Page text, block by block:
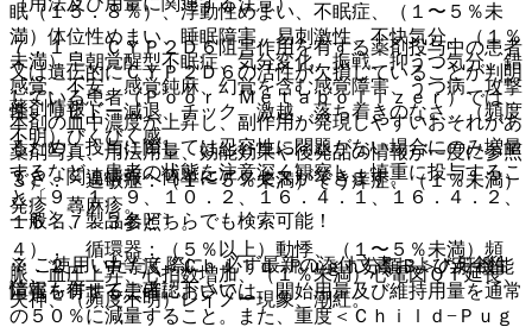
眠（１５．８％）、浮動性めまい、不眠症、（１〜５％未
満）体位性めまい、睡眠障害、易刺激性、不快気分、（１％
未満）早朝覚醒型不眠症、気分変化、振戦、抑うつ気分、錯
感覚、不安、感覚鈍麻、幻覚を含む感覚障害、うつ病、攻撃
性、リビドー減退、チック、激越、落ち着きのなさ、（頻度
不明）びくびく感。
３）． 過敏症：（１〜５％未満）そう痒症、（１％未満）
発疹、蕁麻疹。
４）． 循環器：（５％以上）動悸、（１〜５％未満）頻
脈、血圧上昇、心拍数増加、（１％未満）心電図ＱＴ延長、
失神、（頻度不明）レイノー現象、潮紅。
７．１． ＣＹＰ２Ｄ６阻害作用を有する薬剤投与中の患者
又は遺伝的にＣＹＰ２Ｄ６の活性が欠損していることが判明
している患者（Ｐｏｏｒ Ｍｅｔａｂｏｌｉｚｅｒ）では、
本剤の血中濃度が上昇し、副作用が発現しやすいおそれがあ
るため、投与に際しては忍容性に問題がない場合にのみ増量
するなど、患者の状態を注意深く観察し、慎重に投与するこ
と〔９．１．９、１０．２、１６．４．１、１６．４．２、
１６．７．３参照〕。
７．２． 中等度＜Ｃｈｉｌｄ−Ｐｕｇｈ分類Ｂ＞の肝機能
障害を有する患者においては、開始用量及び維持用量を通常
の５０％に減量すること。また、重度＜Ｃｈｉｌｄ−Ｐｕｇ
薬剤情報
薬剤写真、用法用量、効能効果や後発品の情報が一度に参照
でき、関連情報へ簡単にアクセスができます。
一般名、製品名どちらでも検索可能！
※ ご使用いただく際に、必ず最新の添付文書および安全性
情報も併せてご確認下さい。